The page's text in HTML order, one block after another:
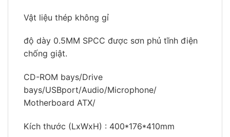
Vật liệu thép không gỉ
độ dày 0.5MM SPCC được sơn phủ tĩnh điện
chống giật.
CD-ROM bays/Drive
bays/USBport/Audio/Microphone/
Motherboard ATX/
Kích thước (LxWxH) : 400*176*410mm